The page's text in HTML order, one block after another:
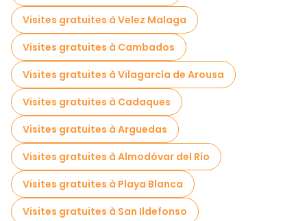
Visites gratuites à Velez Malaga
Visites gratuites à Cambados
Visites gratuites à Vilagarcía de Arousa
Visites gratuites à Cadaques
Visites gratuites à Arguedas
Visites gratuites à Almodóvar del Río
Visites gratuites à Playa Blanca
Visites gratuites à San Ildefonso